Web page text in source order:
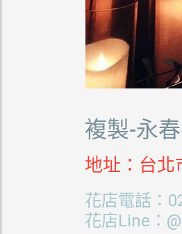
複製-永
地址：台北
花店電話：
花店Line：